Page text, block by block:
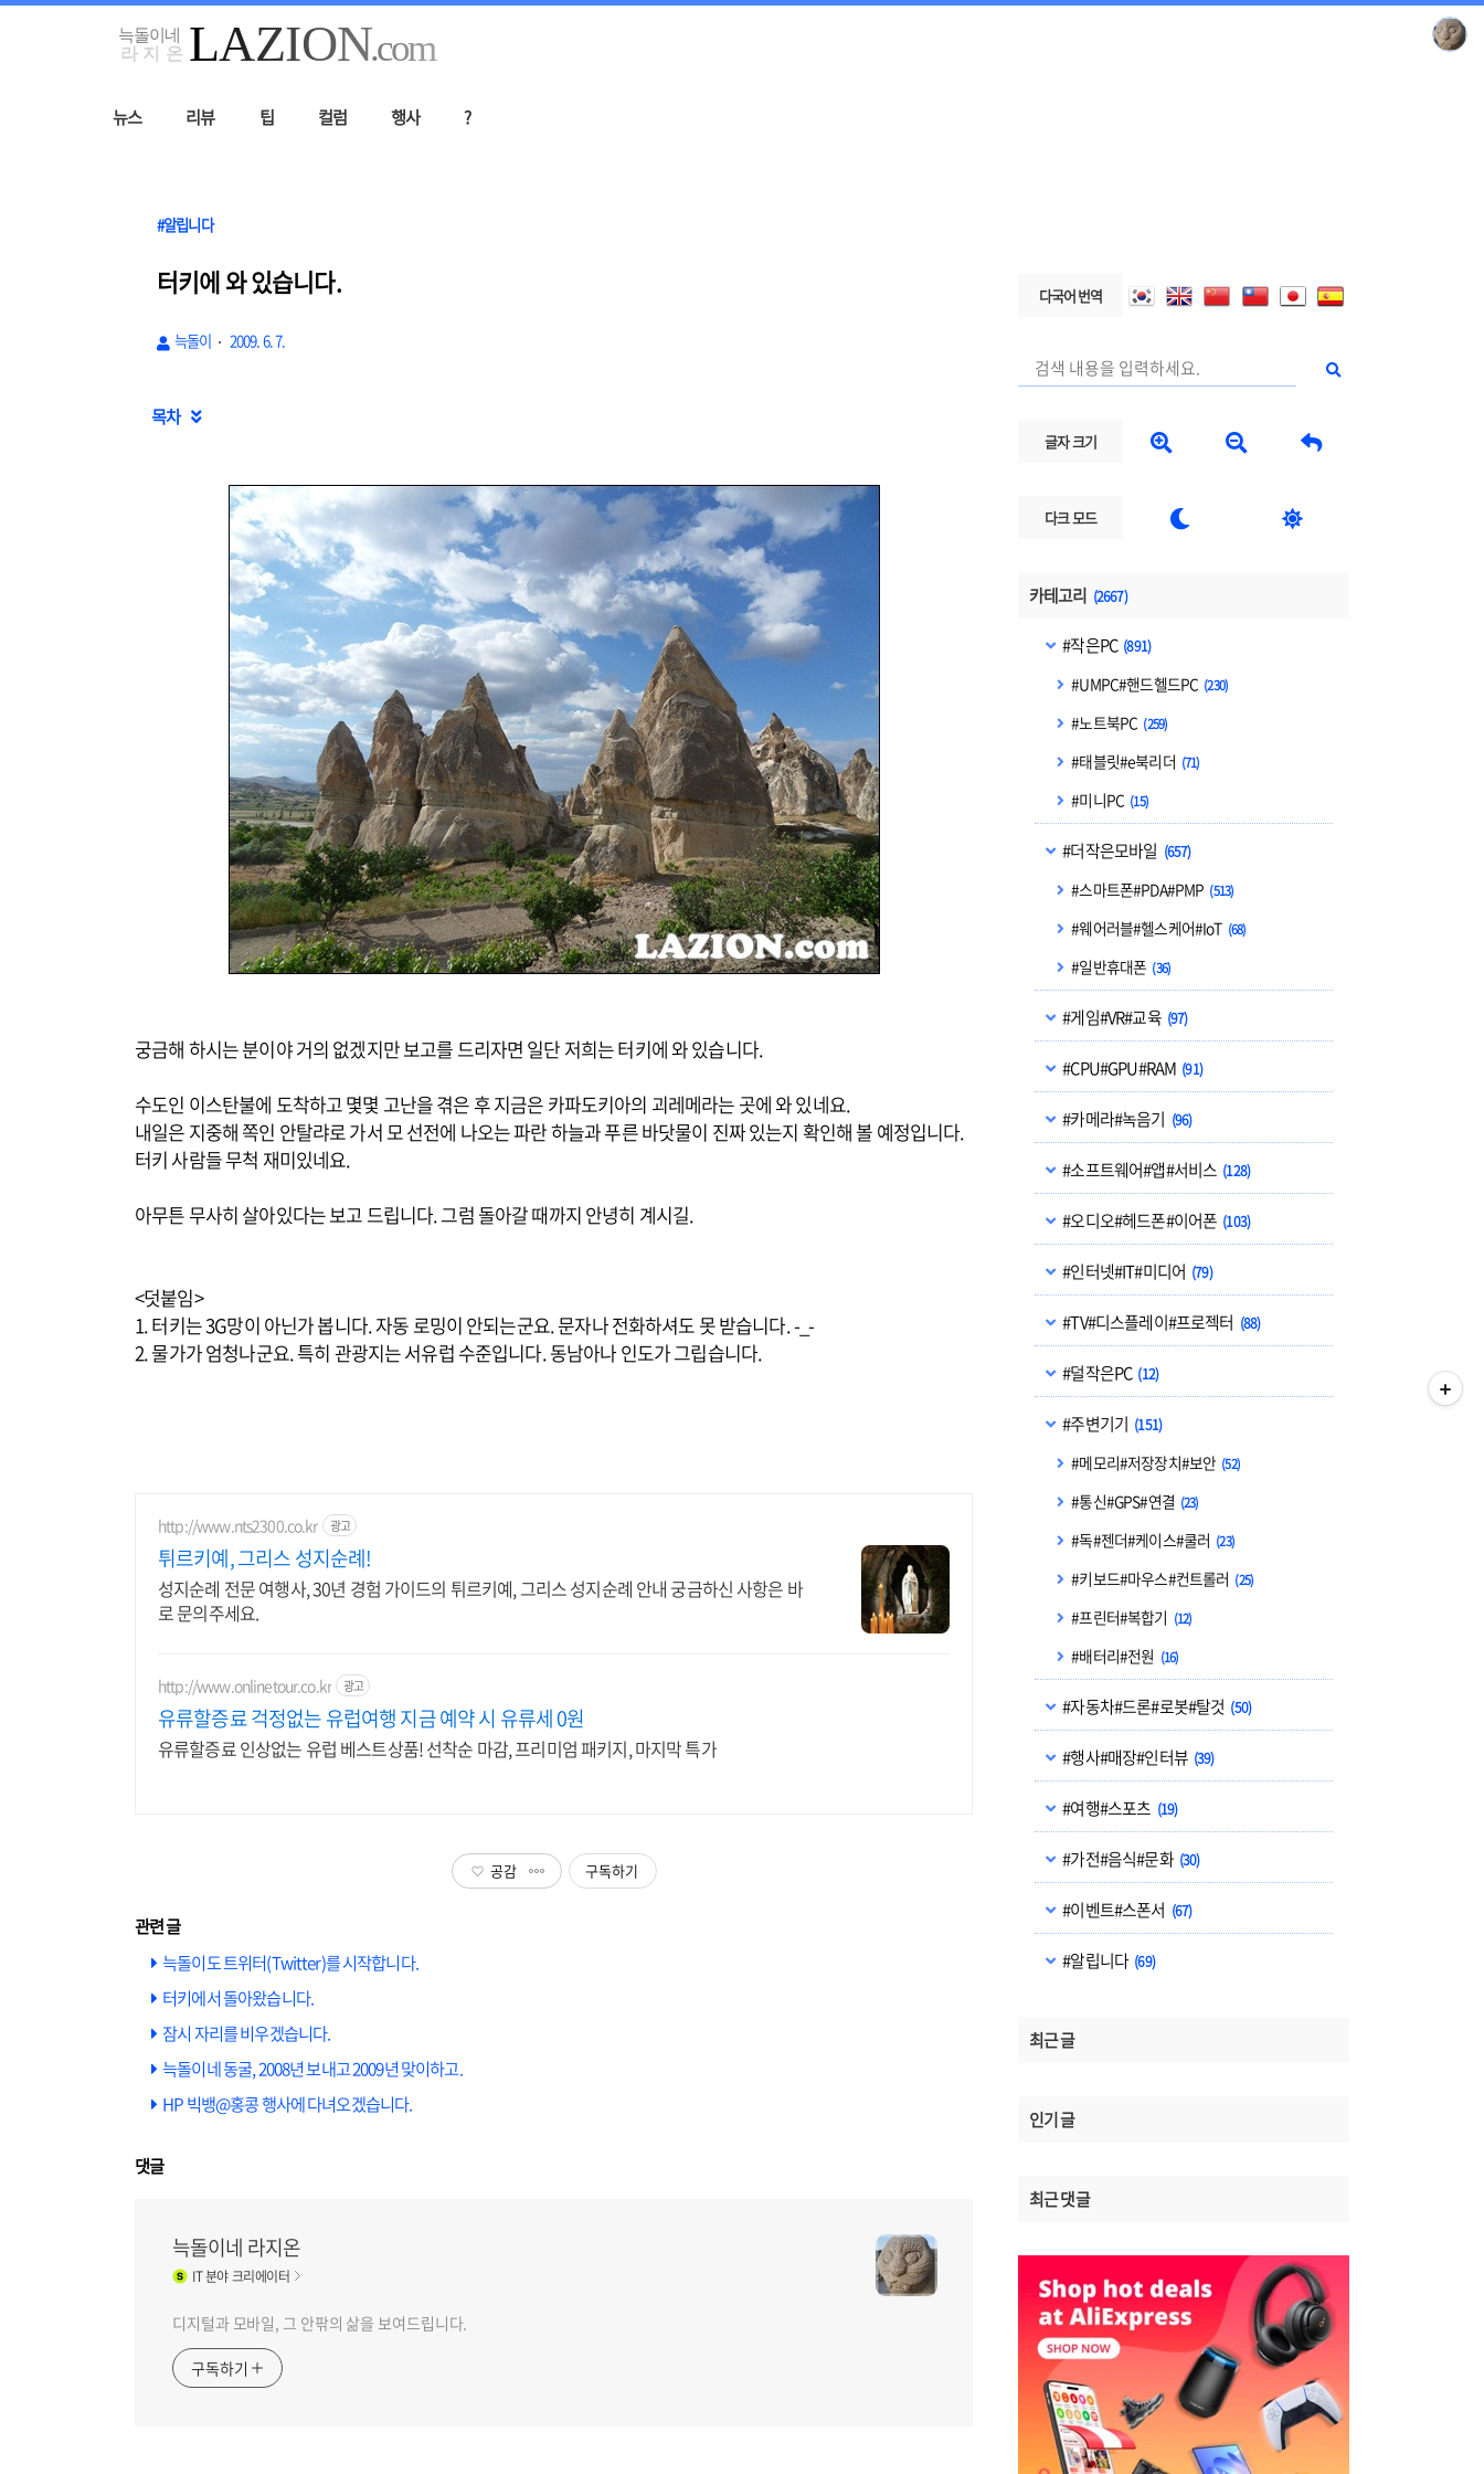
뉴스 리뷰 팁 컬럼 행사 ?
다국어 번역
글자 크기   
다크 모드  
카테고리 (2667)
#작은PC (891)
#UMPC#핸드헬드PC (230)
#노트북PC (259)
#태블릿#e북리더 (71)
#미니PC (15)
#더작은모바일 (657)
#스마트폰#PDA#PMP (513)
#웨어러블#헬스케어#IoT (68)
#일반휴대폰 (36)
#게임#VR#교육 (97)
#CPU#GPU#RAM (91)
#카메라#녹음기 (96)
#소프트웨어#앱#서비스 (128)
#오디오#헤드폰#이어폰 (103)
#인터넷#IT#미디어 (79)
#TV#디스플레이#프로젝터 (88)
#덜작은PC (12)
#주변기기 (151)
#메모리#저장장치#보안 (52)
#통신#GPS#연결 (23)
#독#젠더#케이스#쿨러 (23)
#키보드#마우스#컨트롤러 (25)
#프린터#복합기 (12)
#배터리#전원 (16)
#자동차#드론#로봇#탈것 (50)
#행사#매장#인터뷰 (39)
#여행#스포츠 (19)
#가전#음식#문화 (30)
#이벤트#스폰서 (67)
#알립니다 (69)
최근 글
인기 글
최근 댓글
#알립니다
터키에 와 있습니다.
늑돌이 2009. 6. 7.
목차 
궁금해 하시는 분이야 거의 없겠지만 보고를 드리자면 일단 저희는 터키에 와 있습니다.
수도인 이스탄불에 도착하고 몇몇 고난을 겪은 후 지금은 카파도키아의 괴레메라는 곳에 와 있네요.
내일은 지중해 쪽인 안탈랴로 가서 모 선전에 나오는 파란 하늘과 푸른 바닷물이 진짜 있는지 확인해 볼 예정입니다.
터키 사람들 무척 재미있네요.
아무튼 무사히 살아있다는 보고 드립니다. 그럼 돌아갈 때까지 안녕히 계시길.
<덧붙임>
1. 터키는 3G망이 아닌가 봅니다. 자동 로밍이 안되는군요. 문자나 전화하셔도 못 받습니다. -_-
2. 물가가 엄청나군요. 특히 관광지는 서유럽 수준입니다. 동남아나 인도가 그립습니다.
http://www.nts2300.co.kr 광고
튀르키예, 그리스 성지순례!
성지순례 전문 여행사, 30년 경험 가이드의 튀르키예, 그리스 성지순례 안내 궁금하신 사항은 바
로 문의주세요.
http://www.onlinetour.co.kr 광고
유류할증료 걱정없는 유럽여행 지금 예약 시 유류세 0원
유류할증료 인상없는 유럽 베스트상품! 선착순 마감, 프리미엄 패키지, 마지막 특가
공감 구독하기
늑돌이도 트위터(Twitter)를 시작합니다.
터키에서 돌아왔습니다.
잠시 자리를 비우겠습니다.
늑돌이네 동굴, 2008년 보내고 2009년 맞이하고.
HP 빅뱅@홍콩 행사에 다녀오겠습니다.
댓글
늑돌이네 라지온
IT분야 크리에이터
디지털과 모바일, 그 안팎의 삶을 보여드립니다.
구독하기